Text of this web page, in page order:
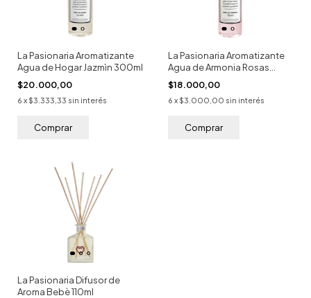
La Pasionaria Aromatizante
Agua de Hogar Jazmìn 300ml
$20.000,00
6 x $3.333,33 sin interés
La Pasionaria Aromatizante
Agua de Armonia Rosas
200ml
$18.000,00
6 x $3.000,00 sin interés
La Pasionaria Difusor de
Aroma Bebè 110ml